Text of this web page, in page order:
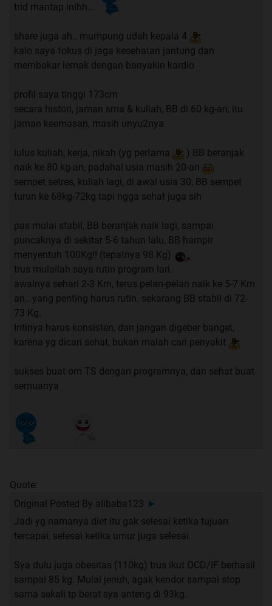
trid mantap inihh...
share juga ah.. mumpung udah kepala 4
kalo saya fokus di jaga kesehatan jantung dan
membakar lemak dengan banyakin kardio
profil saya tinggi 173cm
secara histori, jaman sma & kuliah, BB di 60 kg-an, itu
jaman keemasan, masih unyu2nya
lulus kuliah, kerja, nikah (yg pertama
) BB beranjak
naik ke 80 kg-an, padahal usia masih 20-an
sempet setres, kuliah lagi, di awal usia 30, BB sempet
turun ke 68kg-72kg tapi ngga sehat juga sih
pas mulai stabil, BB beranjak naik lagi, sampai
puncaknya di sekitar 5-6 tahun lalu, BB hampir
menyentuh 100Kg!! (tepatnya 98 Kg)
trus mulailah saya rutin program lari.
awalnya sehari 2-3 Km, terus pelan-pelan naik ke 5-7 Km
an.. yang penting harus rutin. sekarang BB stabil di 72-
73 Kg.
Intinya harus konsisten, dan jangan digeber banget,
karena yg dicari sehat, bukan malah cari penyakit
sukses buat om TS dengan programnya, dan sehat buat
semuanya
Quote:
Original Posted By alibaba123 ►
Jadi yg namanya diet itu gak selesai ketika tujuan
tercapai, selesai ketika umur juga selesai.
Sya dulu juga obesitas (110kg) trus ikut OCD/IF berhasil
sampai 85 kg. Mulai jenuh, agak kendor sampai stop
sama sekali tp berat sya anteng di 93kg.